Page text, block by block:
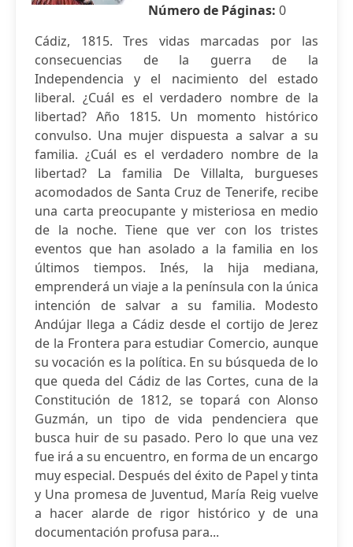
Número de Páginas: 0
Cádiz, 1815. Tres vidas marcadas por las
consecuencias de la guerra de la
Independencia y el nacimiento del estado
liberal. ¿Cuál es el verdadero nombre de la
libertad? Año 1815. Un momento histórico
convulso. Una mujer dispuesta a salvar a su
familia. ¿Cuál es el verdadero nombre de la
libertad? La familia De Villalta, burgueses
acomodados de Santa Cruz de Tenerife, recibe
una carta preocupante y misteriosa en medio
de la noche. Tiene que ver con los tristes
eventos que han asolado a la familia en los
últimos tiempos. Inés, la hija mediana,
emprenderá un viaje a la península con la única
intención de salvar a su familia. Modesto
Andújar llega a Cádiz desde el cortijo de Jerez
de la Frontera para estudiar Comercio, aunque
su vocación es la política. En su búsqueda de lo
que queda del Cádiz de las Cortes, cuna de la
Constitución de 1812, se topará con Alonso
Guzmán, un tipo de vida pendenciera que
busca huir de su pasado. Pero lo que una vez
fue irá a su encuentro, en forma de un encargo
muy especial. Después del éxito de Papel y tinta
y Una promesa de Juventud, María Reig vuelve
a hacer alarde de rigor histórico y de una
documentación profusa para...